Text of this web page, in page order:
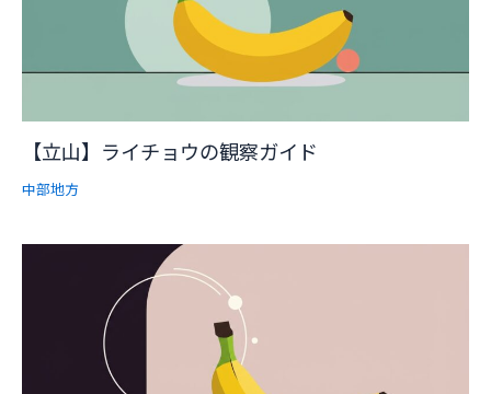
【立山】ライチョウの観察ガイド
中部地方